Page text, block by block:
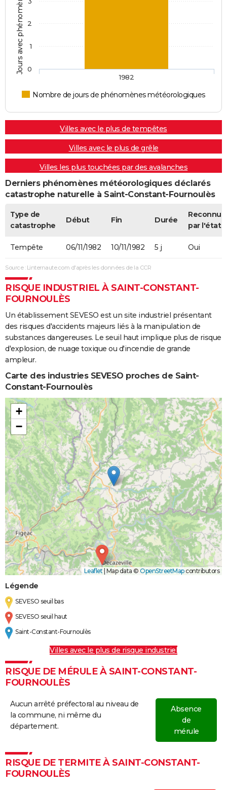
Nombre de jours de phénomènes météorologiques
1982
0
1
2
Villes avec le plus de tempêtes
Villes avec le plus de grêle
Villes les plus touchées par des avalanches
Derniers phénomènes météorologiques déclarés
catastrophe naturelle à Saint-Constant-Fournoulès
Type de
catastrophe
Début Fin Durée
Reconnue
par l'état
Tempête 06/11/1982 10/11/1982 5 j Oui
Source : Linternaute.com d'après les données de la CCR
RISQUE INDUSTRIEL À SAINT-CONSTANT-
FOURNOULÈS
Un établissement SEVESO est un site industriel présentant
des risques d'accidents majeurs liés à la manipulation de
substances dangereuses. Le seuil haut implique plus de risque
d'explosion, de nuage toxique ou d'incendie de grande
ampleur.
Carte des industries SEVESO proches de Saint-
Constant-Fournoulès
+
−
Leaflet Map data © OpenStreetMapcontributors
Légende
SEVESO seuil bas
SEVESO seuil haut
Saint-Constant-Fournoulès
Villes avec le plus de risque industriel
RISQUE DE MÉRULE À SAINT-CONSTANT-
FOURNOULÈS
Aucun arrêté préfectoral au niveau de
la commune, ni même du
département.
Absence
de
mérule
RISQUE DE TERMITE À SAINT-CONSTANT-
FOURNOULÈS